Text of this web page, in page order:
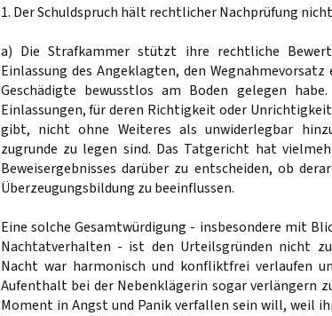
1. Der Schuldspruch hält rechtlicher Nachprüfung
a) Die Strafkammer stützt ihre rechtliche
Einlassung des Angeklagten, den
Geschädigte bewusstlos am Boden gelegen
Einlassungen, für deren Richtigkeit oder
gibt, nicht ohne Weiteres als unwiderlegbar
zugrunde zu legen sind. Das Tatgericht hat
Beweisergebnisses darüber zu entscheiden, ob
Überzeugungsbildung zu beeinflussen.
Eine solche Gesamtwürdigung - insbesondere mit
Nachtatverhalten - ist den Urteilsgründen nicht
Nacht war harmonisch und konfliktfrei verlaufen
Aufenthalt bei der Nebenklägerin sogar verlängern
Moment in Angst und Panik verfallen sein will, weil